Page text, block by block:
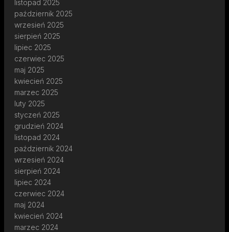
listopad 2025
październik 2025
wrzesień 2025
sierpień 2025
lipiec 2025
czerwiec 2025
maj 2025
kwiecień 2025
marzec 2025
luty 2025
styczeń 2025
grudzień 2024
listopad 2024
październik 2024
wrzesień 2024
sierpień 2024
lipiec 2024
czerwiec 2024
maj 2024
kwiecień 2024
marzec 2024